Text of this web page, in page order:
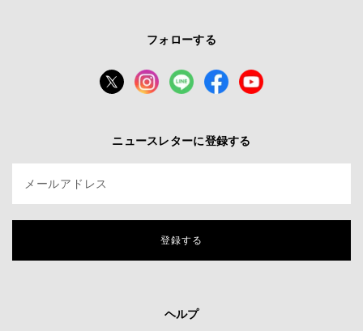
フォローする
ニュースレターに登録する
メールアドレス
登録する
ヘルプ